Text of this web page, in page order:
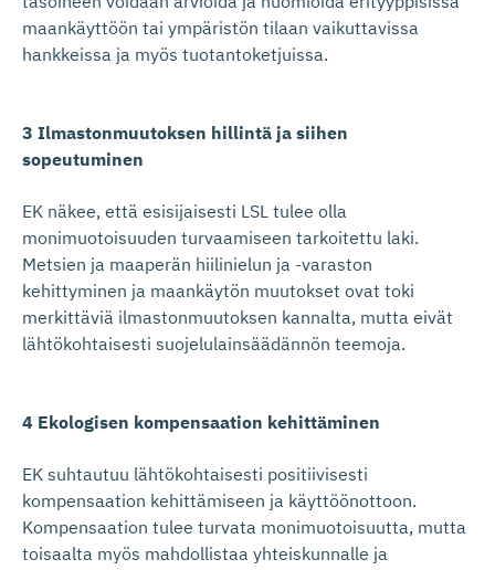
maankäyttöön tai ympäristön tilaan vaikuttavissa
hankkeissa ja myös tuotantoketjuissa.
3 Ilmastonmuutoksen hillintä ja siihen
sopeutuminen
EK näkee, että esisijaisesti LSL tulee olla
monimuotoisuuden turvaamiseen tarkoitettu laki.
Metsien ja maaperän hiilinielun ja -varaston
kehittyminen ja maankäytön muutokset ovat toki
merkittäviä ilmastonmuutoksen kannalta, mutta eivät
lähtökohtaisesti suojelulainsäädännön teemoja.
4 Ekologisen kompensaation kehittäminen
EK suhtautuu lähtökohtaisesti positiivisesti
kompensaation kehittämiseen ja käyttöönottoon.
Kompensaation tulee turvata monimuotoisuutta, mutta
toisaalta myös mahdollistaa yhteiskunnalle ja